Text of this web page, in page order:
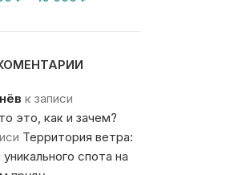
к записи
это, как и зачем?
Территория ветра:
спота на